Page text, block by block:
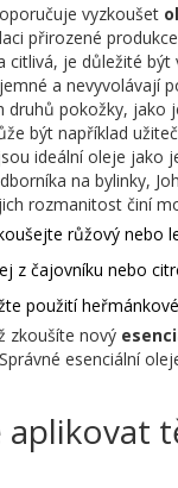
vyzkoušet
přirozené
citlivá, je důležité
a nevyvolávají
druhů pokožky,
být například
ideální oleje jako
na bylinky,
rozmanitost činí
růžový nebo
z čajovníku nebo
použití
zkoušíte nový
esenciální
aplikovat